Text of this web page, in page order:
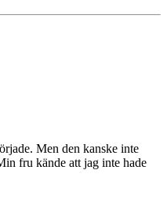
Men den kanske inte
fru kände att jag inte hade